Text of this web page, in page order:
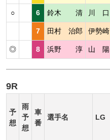
○ 6 鈴木 清 川 口
7 田村 治郎 伊勢崎
◎ 8 浜野 淳 山 陽
9R
予
想
雨
予
想
車
番
選手名 LG